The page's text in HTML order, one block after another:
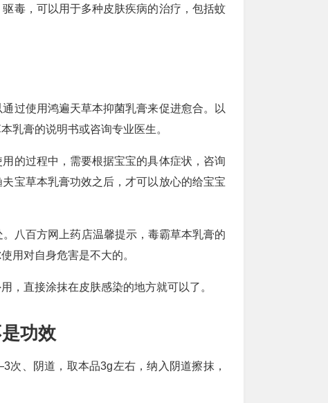
毒，可以用于多种皮肤疾病的治疗，包括蚊
过使用鸿遍天草本抑菌乳膏来促进愈合。以
乳膏的说明书或咨询专业医生。
的过程中，需要根据宝宝的具体症状，咨询
宝草本乳膏功效之后，才可以放心的给宝宝
八百方网上药店温馨提示，毒霸草本乳膏的
用对自身危害是不大的。
，直接涂抹在皮肤感染的地方就可以了。
功效
、阴道，取本品3g左右，纳入阴道擦抹，